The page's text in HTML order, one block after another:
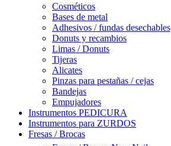
Cosméticos
Bases de metal
Adhesivos / fundas desechables
Donuts y recambios
Limas / Donuts
Tijeras
Alicates
Pinzas para pestañas / cejas
Bandejas
Empujadores
Instrumentos PEDICURA
Instrumentos para ZURDOS
Fresas / Brocas